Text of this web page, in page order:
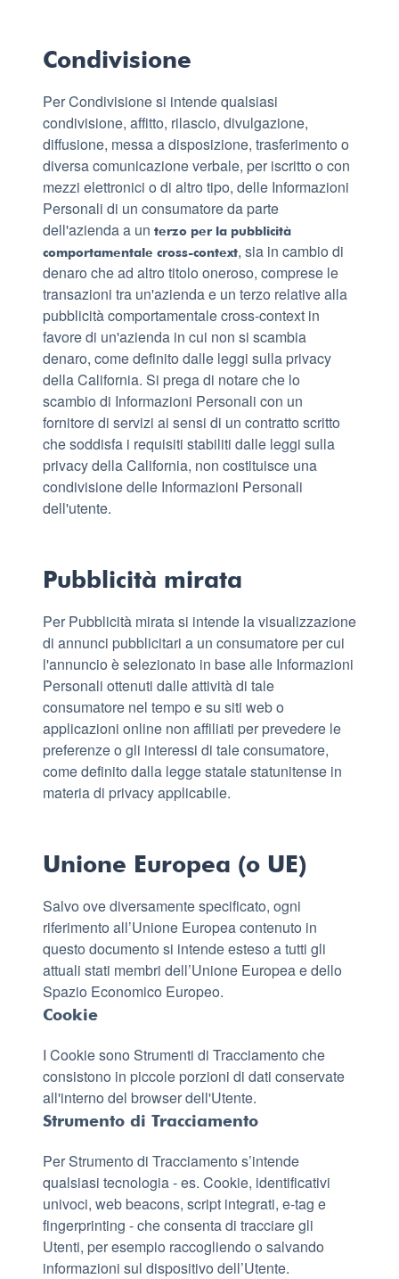
Condivisione
Per Condivisione si intende qualsiasi
condivisione, affitto, rilascio, divulgazione,
diffusione, messa a disposizione, trasferimento o
diversa comunicazione verbale, per iscritto o con
mezzi elettronici o di altro tipo, delle Informazioni
Personali di un consumatore da parte
dell'azienda a un terzo per la pubblicità
comportamentale cross-context, sia in cambio di
denaro che ad altro titolo oneroso, comprese le
transazioni tra un'azienda e un terzo relative alla
pubblicità comportamentale cross-context in
favore di un'azienda in cui non si scambia
denaro, come definito dalle leggi sulla privacy
della California. Si prega di notare che lo
scambio di Informazioni Personali con un
fornitore di servizi ai sensi di un contratto scritto
che soddisfa i requisiti stabiliti dalle leggi sulla
privacy della California, non costituisce una
condivisione delle Informazioni Personali
dell'utente.
Pubblicità mirata
Per Pubblicità mirata si intende la visualizzazione
di annunci pubblicitari a un consumatore per cui
l'annuncio è selezionato in base alle Informazioni
Personali ottenuti dalle attività di tale
consumatore nel tempo e su siti web o
applicazioni online non affiliati per prevedere le
preferenze o gli interessi di tale consumatore,
come definito dalla legge statale statunitense in
materia di privacy applicabile.
Unione Europea (o UE)
Salvo ove diversamente specificato, ogni
riferimento all’Unione Europea contenuto in
questo documento si intende esteso a tutti gli
attuali stati membri dell’Unione Europea e dello
Spazio Economico Europeo.
Cookie
I Cookie sono Strumenti di Tracciamento che
consistono in piccole porzioni di dati conservate
all'interno del browser dell'Utente.
Strumento di Tracciamento
Per Strumento di Tracciamento s’intende
qualsiasi tecnologia - es. Cookie, identificativi
univoci, web beacons, script integrati, e-tag e
fingerprinting - che consenta di tracciare gli
Utenti, per esempio raccogliendo o salvando
informazioni sul dispositivo dell’Utente.